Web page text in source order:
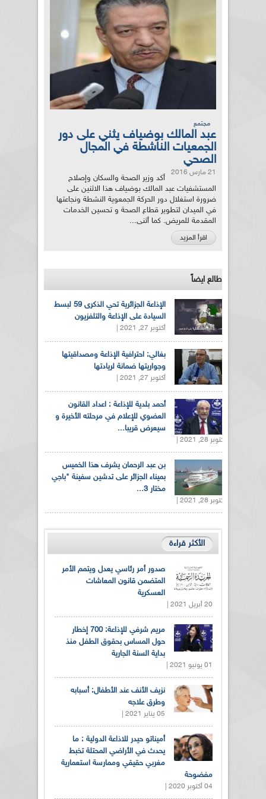
مجتمع
عبد المالك بوضياف يثني على دور
الجمعيات الناشطة في المجال
الصحي
21 مارس 2016
أكد وزير الصحة والسكان وإصلاح
المستشفيات عبد المالك بوضياف هذا الاثنين على
ضرورة استغلال دور الحركة الجمعوية النشطة ونجاعتها
في الميدان لتطوير قطاع الصحة و تحسين الخدمات
المقدمة للمريض. كما أثنى...
اقرأ المزيد
طالع ايضاً
الإذاعة الجزائرية تحي الذكرى 59 لبسط
السيادة على الإذاعة والتلفزيون
أكتوبر 27, 2021 |
بغالي: احترافية الإذاعة ومصداقيتها
وجواريتها ضمانة لريادتها
أكتوبر 27, 2021 |
أحمد بلدية للإذاعة : اعداد القانون
العضوي للإعلام في مرحلته الأخيرة و
سيعرض قريبا...
أكتوبر 28, 2021 |
بن عبد الرحمان يشرف هذا الخميس
بميناء الجزائر على تدشين سفينة "باجي
مختار 3...
أكتوبر 28, 2021 |
الأكثر قراءة
صدور أمر رئاسي يعدل ويتمم الأمر
المتضمن قانون المعاشات
العسكرية
20 أبريل 2021 |
مريم شرفي للإذاعة: 700 إخطار
حول المساس بحقوق الطفل منذ
بداية السنة الجارية
01 يونيو 2021 |
نزيف الأنف عند الأطفال: أسبابه
وطرق علاجه
05 يناير 2021 |
أميناتو حيدر للاذاعة الدولية : ما
يحدث في الأراضي المحتلة تخبط
مغربي حقيقي وممارسة استعمارية
مفضوحة
04 أكتوبر 2020 |